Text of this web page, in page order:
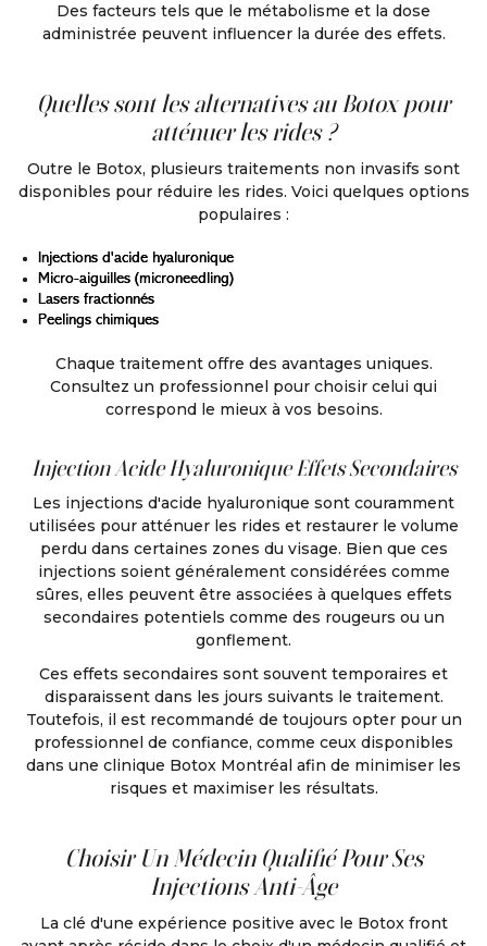
Des facteurs tels que le métabolisme et la dose
administrée peuvent influencer la durée des effets.
Quelles sont les alternatives au Botox pour
atténuer les rides ?
Outre le Botox, plusieurs traitements non invasifs sont
disponibles pour réduire les rides. Voici quelques options
populaires :
Injections d'acide hyaluronique
Micro-aiguilles (microneedling)
Lasers fractionnés
Peelings chimiques
Chaque traitement offre des avantages uniques.
Consultez un professionnel pour choisir celui qui
correspond le mieux à vos besoins.
Injection Acide Hyaluronique Effets Secondaires
Les injections d'acide hyaluronique sont couramment
utilisées pour atténuer les rides et restaurer le volume
perdu dans certaines zones du visage. Bien que ces
injections soient généralement considérées comme
sûres, elles peuvent être associées à quelques effets
secondaires potentiels comme des rougeurs ou un
gonflement.
Ces effets secondaires sont souvent temporaires et
disparaissent dans les jours suivants le traitement.
Toutefois, il est recommandé de toujours opter pour un
professionnel de confiance, comme ceux disponibles
dans une clinique Botox Montréal afin de minimiser les
risques et maximiser les résultats.
Choisir Un Médecin Qualifié Pour Ses
Injections Anti-Âge
La clé d'une expérience positive avec le Botox front